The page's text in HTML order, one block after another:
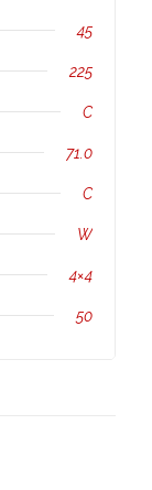
45
225
C
71.0
C
W
4×4
50